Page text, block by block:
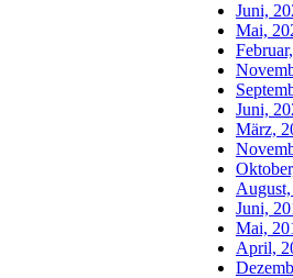
Juni,
Mai,
Juni,
März,
Juni,
Mai,
April,